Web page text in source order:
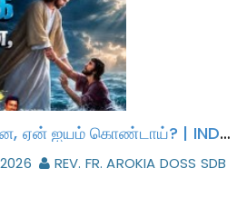
நம்பிக்கை குன்றியவனே, ஏன் ஐயம் கொண்டாய்? | INDRAYA MANNA | 03.08.2026 - MONDAY | REV. FR. AROKIA DOSS SDB | இன்றைய மன்னா / மறையுரை
2026
REV. FR. AROKIA DOSS SDB